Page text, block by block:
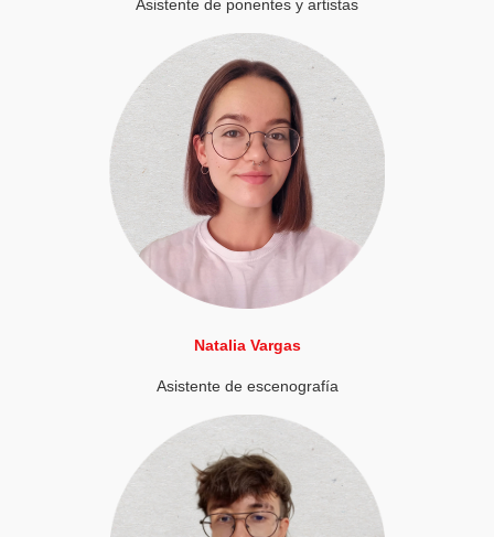
Asistente de ponentes y artistas
Natalia Vargas
Asistente de escenografía